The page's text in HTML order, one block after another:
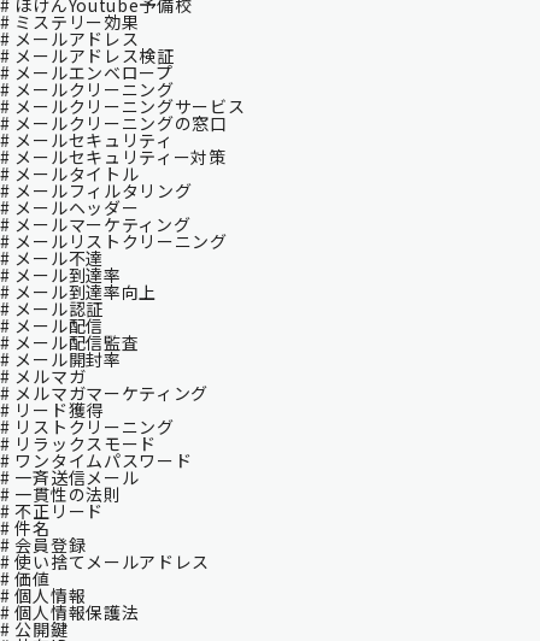
# ほけんYoutube予備校
# ミステリー効果
# メールアドレス
# メールアドレス検証
# メールエンベロープ
# メールクリーニング
# メールクリーニングサービス
# メールクリーニングの窓口
# メールセキュリティ
# メールセキュリティー対策
# メールタイトル
# メールフィルタリング
# メールヘッダー
# メールマーケティング
# メールリストクリーニング
# メール不達
# メール到達率
# メール到達率向上
# メール認証
# メール配信
# メール配信監査
# メール開封率
# メルマガ
# メルマガマーケティング
# リード獲得
# リストクリーニング
# リラックスモード
# ワンタイムパスワード
# 一斉送信メール
# 一貫性の法則
# 不正リード
# 件名
# 会員登録
# 使い捨てメールアドレス
# 価値
# 個人情報
# 個人情報保護法
# 公開鍵